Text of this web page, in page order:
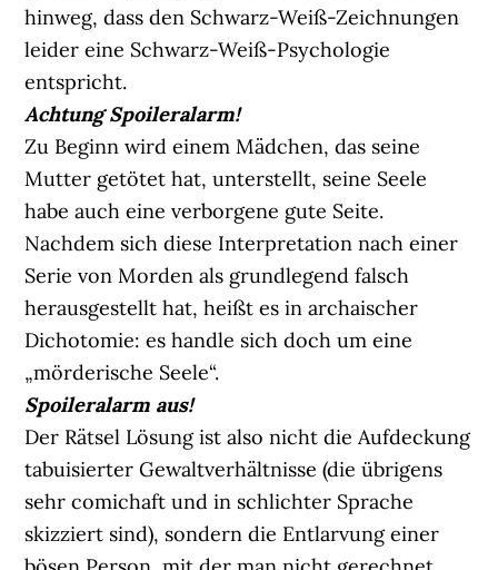
hinweg, dass den Schwarz-Weiß-Zeichnungen
leider eine Schwarz-Weiß-Psychologie
entspricht.
Achtung Spoileralarm!
Zu Beginn wird einem Mädchen, das seine
Mutter getötet hat, unterstellt, seine Seele
habe auch eine verborgene gute Seite.
Nachdem sich diese Interpretation nach einer
Serie von Morden als grundlegend falsch
herausgestellt hat, heißt es in archaischer
Dichotomie: es handle sich doch um eine
„mörderische Seele“.
Spoileralarm aus!
Der Rätsel Lösung ist also nicht die Aufdeckung
tabuisierter Gewaltverhältnisse (die übrigens
sehr comichaft und in schlichter Sprache
skizziert sind), sondern die Entlarvung einer